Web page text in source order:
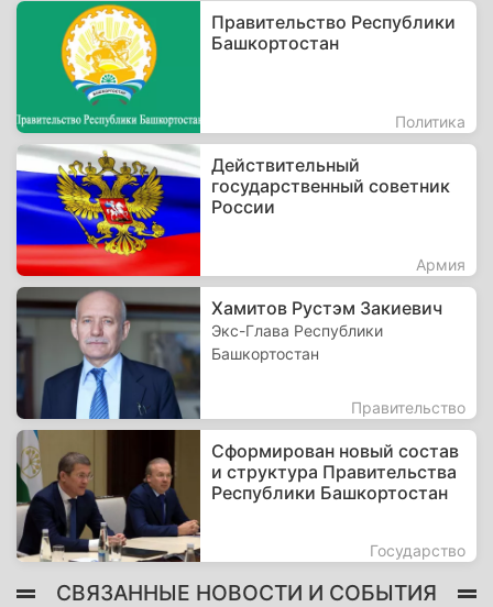
Правительство Республики
Башкортостан
Политика
Действительный
государственный советник
России
Армия
Хамитов Рустэм Закиевич
Экс-Глава Республики
Башкортостан
Правительство
Сформирован новый состав
и структура Правительства
Республики Башкортостан
Государство
СВЯЗАННЫЕ НОВОСТИ И СОБЫТИЯ